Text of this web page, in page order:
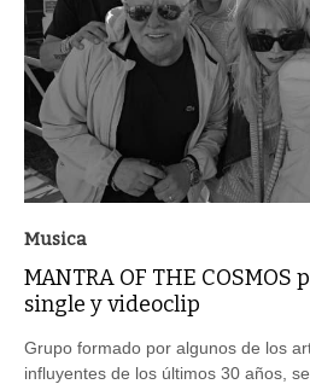
Musica
MANTRA OF THE COSMOS
single y videoclip
Grupo formado por algunos de los
influyentes de los últimos 30 años,